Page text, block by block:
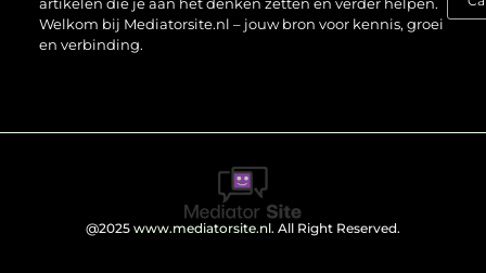
Welkom bij Mediatorsite.nl – jouw bron voor kennis, groei
en verbinding.
@2025 www.mediatorsite.nl. All Right Reserved.